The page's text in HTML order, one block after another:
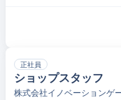
正社員
ショップスタッフ
株式会社イノベーションゲ